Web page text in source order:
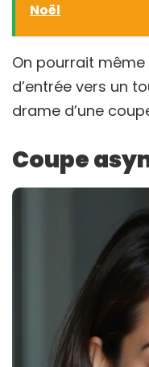
Noël
On pourrait même
d’entrée vers un
drame d’une
Coupe